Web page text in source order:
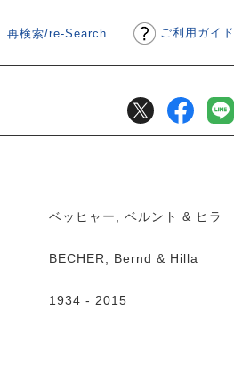
ご利用ガイド
再検索/re-Search
ベッヒャー, ベルント & ヒラ
BECHER, Bernd & Hilla
1934 - 2015